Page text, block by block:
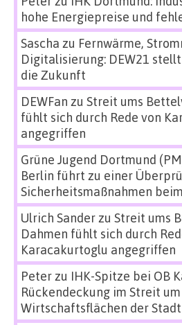
hohe Energiepreise und
Sascha zu Fernwärme,
Digitalisierung: DEW21
die Zukunft
DEWFan zu Streit ums
fühlt sich durch Rede von
angegriffen
Grüne Jugend Dortmund
Berlin führt zu einer
Sicherheitsmaßnahmen
Ulrich Sanderzu Streit ums
Dahmen fühlt sich durch
Karacakurtoglu angegriffen
Peterzu IHK-Spitze bei OB
Rückendeckung im Streit
Wirtschaftsflächen der Stadt